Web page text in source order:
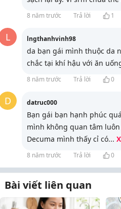
8 năm trước Trả lời 1
L lngthanhvinh98
da bạn gái mình thuộc da
chắc tại khí hậu với ăn
8 năm trước Trả lời 0
D datruc000
Bạn gái bạn hạnh phúc
mình không quan tâm luôn
Decuma mình thấy cỉ có...
8 năm trước Trả lời 0
Bài viết liên quan